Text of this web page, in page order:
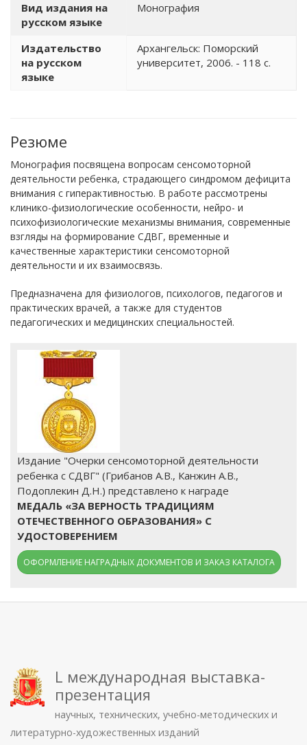
Вид издания на
русском языке
Монография
Издательство
на русском
языке
Архангельск: Поморский
университет, 2006. - 118 с.
Резюме
Монография посвящена вопросам сенсомоторной
деятельности ребенка, страдающего синдромом дефицита
внимания с гиперактивностью. В работе рассмотрены
клинико-физиологические особенности, нейро- и
психофизиологические механизмы внимания, современные
взгляды на формирование СДВГ, временные и
качественные характеристики сенсомоторной
деятельности и их взаимосвязь.
Предназначена для физиологов, психологов, педагогов и
практических врачей, а также для студентов
педагогических и медицинских специальностей.
Издание "Очерки сенсомоторной деятельности
ребенка с СДВГ" (Грибанов А.В., Канжин А.В.,
Подоплекин Д.Н.) представлено к награде
МЕДАЛЬ «ЗА ВЕРНОСТЬ ТРАДИЦИЯМ
ОТЕЧЕСТВЕННОГО ОБРАЗОВАНИЯ» С
УДОСТОВЕРЕНИЕМ
ОФОРМЛЕНИЕ НАГРАДНЫХ ДОКУМЕНТОВ И ЗАКАЗ КАТАЛОГА
L международная выставка-
презентация
научных, технических, учебно-методических и
литературно-художественных изданий